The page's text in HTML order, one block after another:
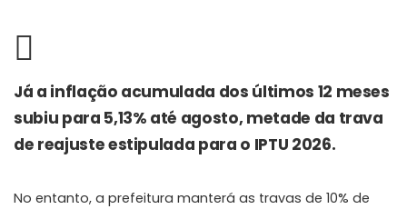
Já a inflação acumulada dos últimos 12 meses
subiu para 5,13% até agosto, metade da trava
de reajuste estipulada para o IPTU 2026.
No entanto, a prefeitura manterá as travas de 10% de